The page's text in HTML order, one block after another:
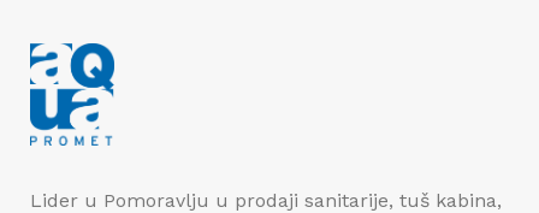
Lider u Pomoravlju u prodaji sanitarije, tuš kabina,